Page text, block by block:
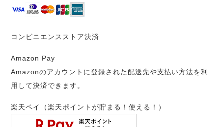
コンビニエンスストア決済
Amazon Pay
Amazonのアカウントに登録された配送先や支払い方法を利
用して決済できます。
楽天ペイ（楽天ポイントが貯まる！使える！）